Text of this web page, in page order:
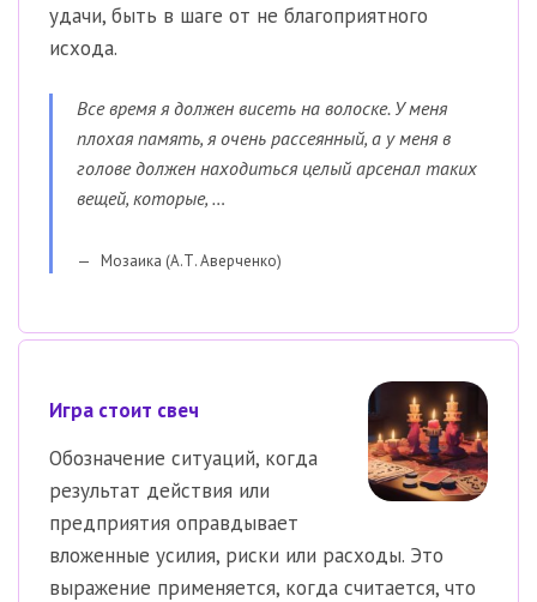
удачи, быть в шаге от не благоприятного
исхода.
Все время я должен висеть на волоске. У меня
плохая память, я очень рассеянный, а у меня в
голове должен находиться целый арсенал таких
вещей, которые, …
Мозаика (А.Т. Аверченко)
Игра стоит свеч
Обозначение ситуаций, когда
результат действия или
предприятия оправдывает
вложенные усилия, риски или расходы. Это
выражение применяется, когда считается, что